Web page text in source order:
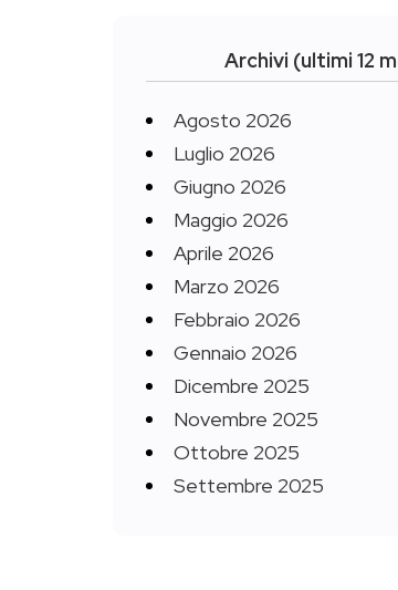
Archivi (ultimi 12
Agosto 2026
Luglio 2026
Giugno 2026
Maggio 2026
Aprile 2026
Marzo 2026
Febbraio 2026
Gennaio 2026
Dicembre 2025
Novembre 2025
Ottobre 2025
Settembre 2025